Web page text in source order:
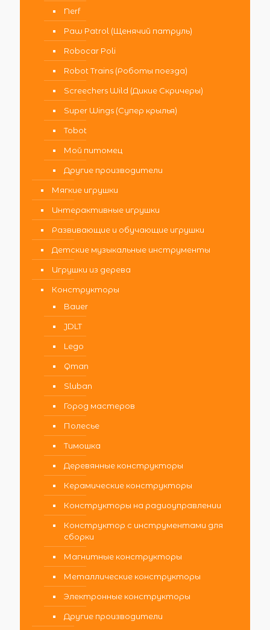
Nerf
Paw Patrol (Щенячий патруль)
Robocar Poli
Robot Trains (Роботы поезда)
Screechers Wild (Дикие Скричеры)
Super Wings (Супер крылья)
Tobot
Мой питомец
Другие производители
Мягкие игрушки
Интерактивные игрушки
Развивающие и обучающие игрушки
Детские музыкальные инструменты
Игрушки из дерева
Конструкторы
Bauer
JDLT
Lego
Qman
Sluban
Город мастеров
Полесье
Тимошка
Деревянные конструкторы
Керамические конструкторы
Конструкторы на радиоуправлении
Конструктор с инструментами для
сборки
Магнитные конструкторы
Металлические конструкторы
Электронные конструкторы
Другие производители